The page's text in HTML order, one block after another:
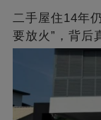
二手屋住14年
要放火”，背后